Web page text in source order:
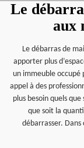
Le
aux
Le débarras de
apporter plus
un immeuble occupé
appel à des
plus besoin quels
que soit la
débarrasser.